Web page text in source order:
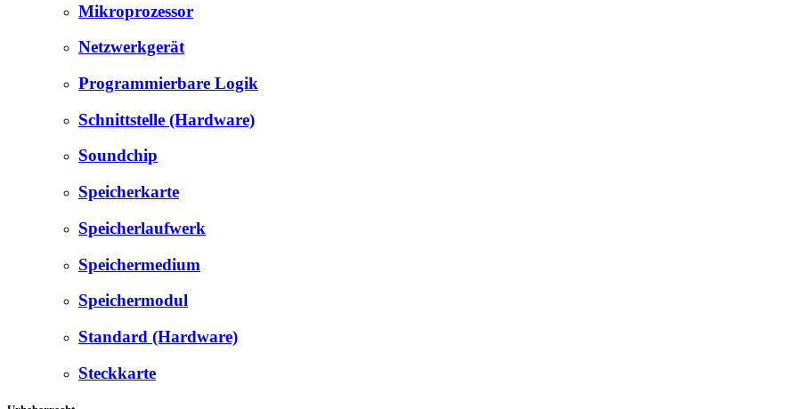
Mikroprozessor
Netzwerkgerät
Programmierbare Logik
Schnittstelle (Hardware)
Soundchip
Speicherkarte
Speicherlaufwerk
Speichermedium
Speichermodul
Standard (Hardware)
Steckkarte